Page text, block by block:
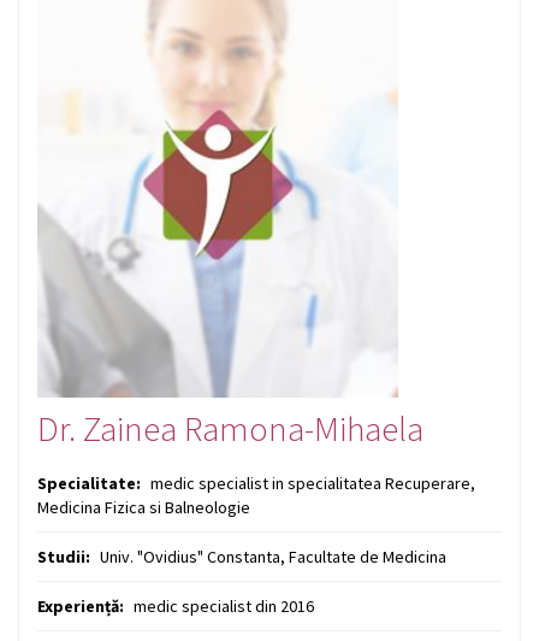
Dr. Zainea Ramona-Mihaela
Specialitate: medic specialist in specialitatea Recuperare,
Medicina Fizica si Balneologie
Studii: Univ. "Ovidius" Constanta, Facultate de Medicina
Experiență: medic specialist din 2016